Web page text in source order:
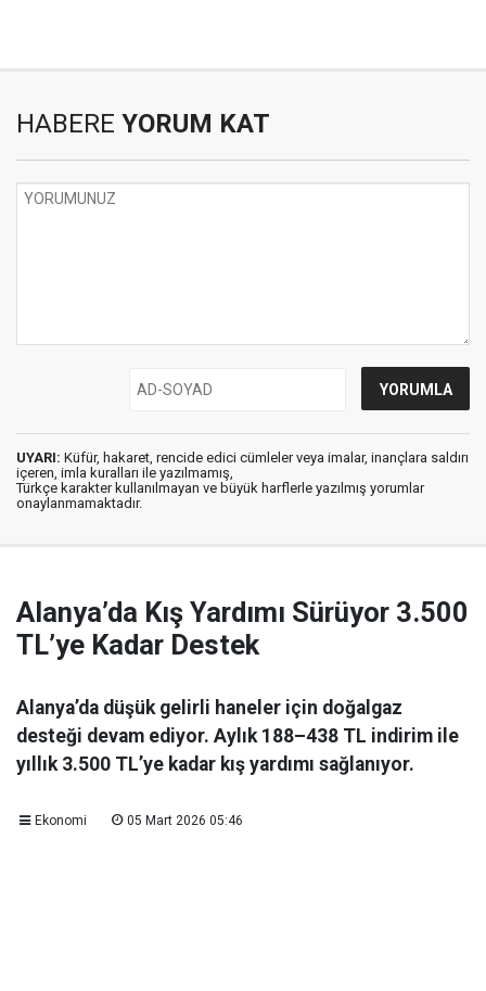
HABERE YORUM KAT
UYARI: Küfür, hakaret, rencide edici cümleler veya imalar, inançlara saldırı
içeren, imla kuralları ile yazılmamış,
Türkçe karakter kullanılmayan ve büyük harflerle yazılmış yorumlar
onaylanmamaktadır.
Alanya’da Kış Yardımı Sürüyor 3.500
TL’ye Kadar Destek
Alanya’da düşük gelirli haneler için doğalgaz
desteği devam ediyor. Aylık 188–438 TL indirim ile
yıllık 3.500 TL’ye kadar kış yardımı sağlanıyor.
Ekonomi 05 Mart 2026 05:46